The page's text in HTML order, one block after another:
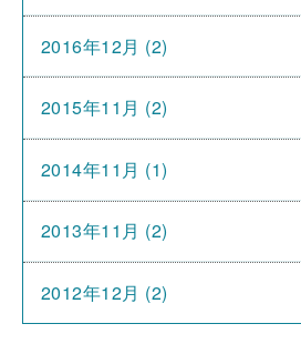
2016年12月 (2)
2015年11月 (2)
2014年11月 (1)
2013年11月 (2)
2012年12月 (2)